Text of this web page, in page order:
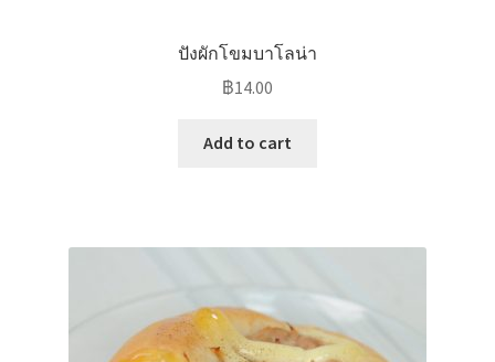
ปังผักโขมบาโลน่า
฿14.00
Add to cart